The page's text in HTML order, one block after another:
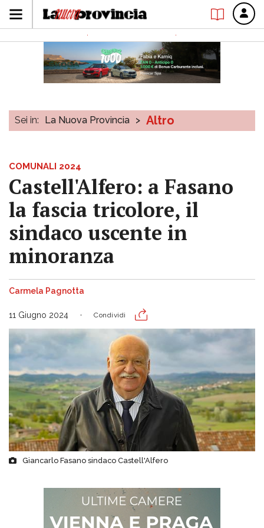
Sei in: La Nuova Provincia > Altro
COMUNALI 2024
Castell'Alfero: a Fasano
la fascia tricolore, il
sindaco uscente in
minoranza
Carmela Pagnotta
11 Giugno 2024 Condividi
Giancarlo Fasano sindaco Castell'Alfero